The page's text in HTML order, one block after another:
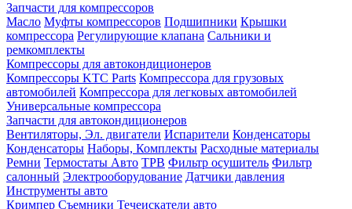
Запчасти для компрессоров
Масло Муфты компрессоров Подшипники Крышки
компрессора Регулирующие клапана Сальники и
ремкомплекты
Компрессоры для автокондиционеров
Компрессоры KTC Parts Компрессора для грузовых
автомобилей Компрессора для легковых автомобилей
Универсальные компрессора
Запчасти для автокондиционеров
Вентиляторы, Эл. двигатели Испарители Конденсаторы
Конденсаторы Наборы, Комплекты Расходные материалы
Ремни Термостаты Авто ТРВ Фильтр осушитель Фильтр
салонный Электрооборудование Датчики давления
Инструменты авто
Кримпер Съемники Течеискатели авто